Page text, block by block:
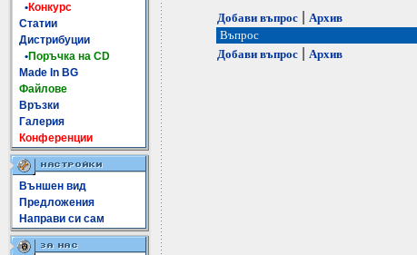
•Конкурс
Статии
Дистрибуции
•Поръчка на CD
Made In BG
Файлове
Връзки
Галерия
Конференции
Външен вид
Предложения
Направи си сам
Добави въпрос| Архив
Въпрос
Добави въпрос| Архив